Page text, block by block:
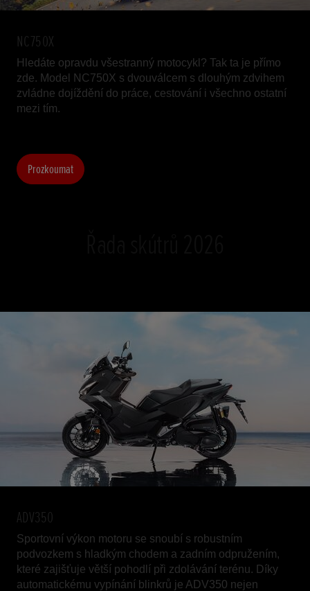
NC750X
Hledáte opravdu všestranný motocykl? Tak ta je přímo
zde. Model NC750X s dvouválcem s dlouhým zdvihem
zvládne dojíždění do práce, cestování i všechno ostatní
mezi tím.
Prozkoumat
ADV350
Sportovní výkon motoru se snoubí s robustním
podvozkem s hladkým chodem a zadním odpružením,
které zajišťuje větší pohodlí při zdolávání terénu. Díky
automatickému vypínání blinkrů je ADV350 nejen